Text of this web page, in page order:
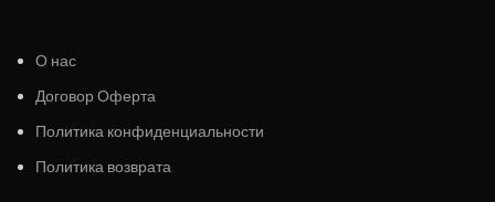
О нас
Договор Оферта
Политика конфиденциальности
Политика возврата